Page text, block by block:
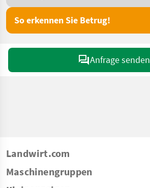
So erkennen Sie Betrug!
Anfrage senden
Landwirt.com
Maschinengruppen